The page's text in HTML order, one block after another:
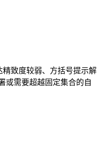
致度较弱、方括号提示解
或需要超越固定集合的自